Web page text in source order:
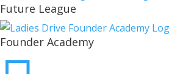
Future League
Founder Academy